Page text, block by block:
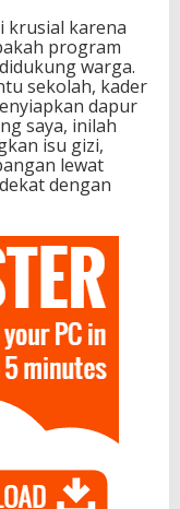
krusial karena
program
warga.
sekolah, kader
dapur
saya, inilah
isu gizi,
lewat
dengan